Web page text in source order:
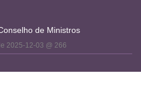
de Ministros
2025-12-03 @ 266